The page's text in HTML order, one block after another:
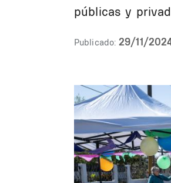
públicas y
Publicado: 29/11/